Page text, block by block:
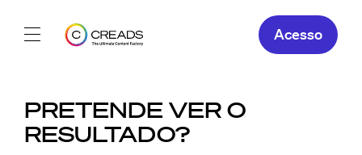
Sobre
Acesso
PRETENDE VER O
RESULTADO?